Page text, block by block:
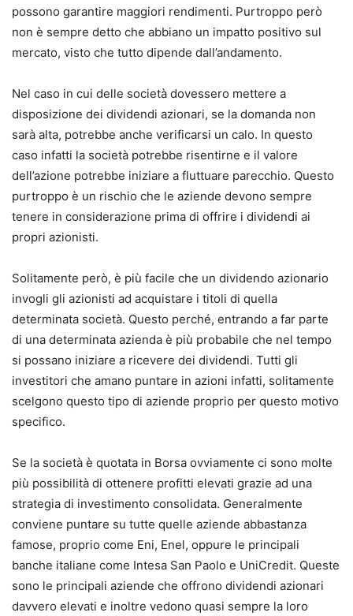
possono garantire maggiori rendimenti. Purtroppo però
non è sempre detto che abbiano un impatto positivo sul
mercato, visto che tutto dipende dall’andamento.
Nel caso in cui delle società dovessero mettere a
disposizione dei dividendi azionari, se la domanda non
sarà alta, potrebbe anche verificarsi un calo. In questo
caso infatti la società potrebbe risentirne e il valore
dell’azione potrebbe iniziare a fluttuare parecchio. Questo
purtroppo è un rischio che le aziende devono sempre
tenere in considerazione prima di offrire i dividendi ai
propri azionisti.
Solitamente però, è più facile che un dividendo azionario
invogli gli azionisti ad acquistare i titoli di quella
determinata società. Questo perché, entrando a far parte
di una determinata azienda è più probabile che nel tempo
si possano iniziare a ricevere dei dividendi. Tutti gli
investitori che amano puntare in azioni infatti, solitamente
scelgono questo tipo di aziende proprio per questo motivo
specifico.
Se la società è quotata in Borsa ovviamente ci sono molte
più possibilità di ottenere profitti elevati grazie ad una
strategia di investimento consolidata. Generalmente
conviene puntare su tutte quelle aziende abbastanza
famose, proprio come Eni, Enel, oppure le principali
banche italiane come Intesa San Paolo e UniCredit. Queste
sono le principali aziende che offrono dividendi azionari
davvero elevati e inoltre vedono quasi sempre la loro